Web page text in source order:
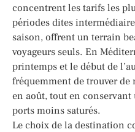
concentrent les tarifs les
périodes dites
saison, offrent un terrain
voyageurs seuls. En
printemps et le début de
fréquemment de trouver
en août, tout en conservant
ports moins saturés.
Le choix de la destination